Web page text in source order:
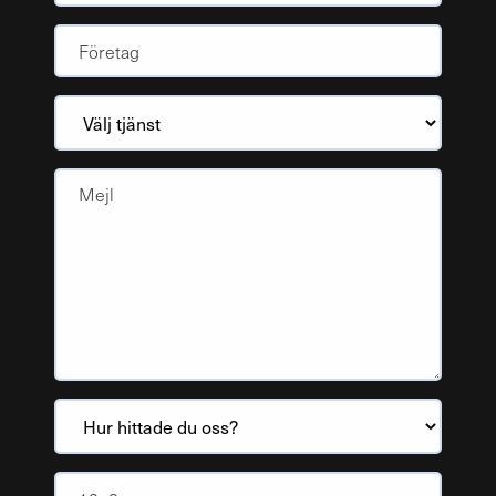
tjänst
Mejl
hittade
du